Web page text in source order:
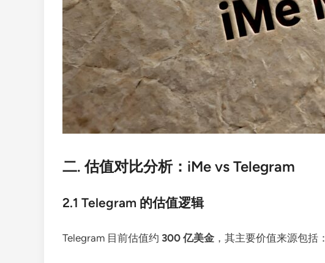
二. 估值对比分析：iMe vs Telegram
2.1 Telegram 的估值逻辑
Telegram 目前估值约 300 亿美金 ，其主要价值来源包括：